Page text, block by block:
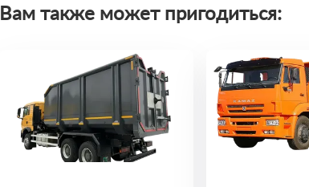
Вам также может пригодиться: